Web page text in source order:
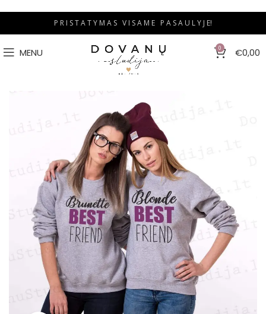
P R I S T A T Y M A S V I S A M E P A S A U L Y J E!
MENU 0 €0,00